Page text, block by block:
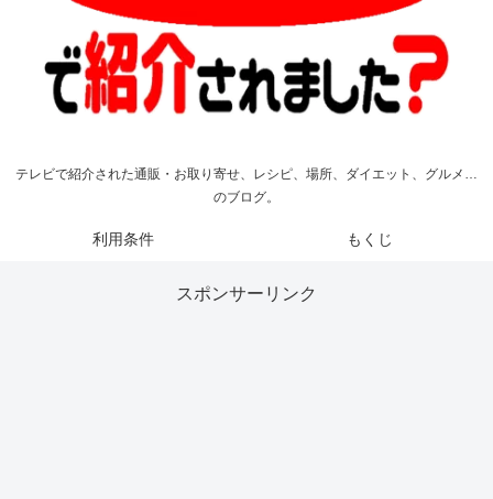
テレビで紹介された通販・お取り寄せ、レシピ、場所、ダイエット、グルメ…
のブログ。
利用条件 もくじ
スポンサーリンク